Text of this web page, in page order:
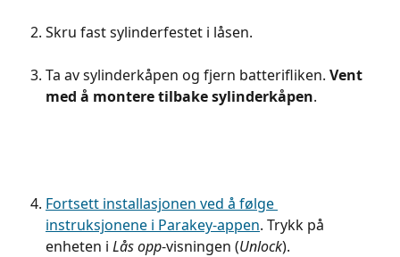
Skru fast sylinderfestet i låsen.
Ta av sylinderkåpen og fjern batterifliken. Vent
med å montere tilbake sylinderkåpen.
Fortsett installasjonen ved å følge
instruksjonene i Parakey-appen. Trykk på
enheten i Lås opp-visningen (Unlock).